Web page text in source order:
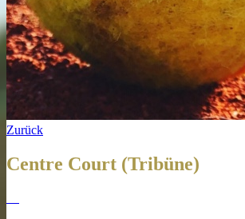
Zurück
Centre Court (Tribüne)